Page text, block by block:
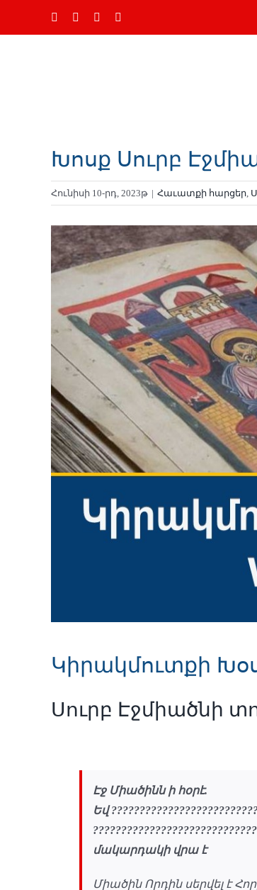
ՖեյսբուքInstagramYouTube
Խոսք Սուրբ
Հունիսի 10-րդ, 2023թ | Հաւատքի հարցեր,
Դիտել
ավելի
մեծ
պատկեր
Կիրակմուտքի
Սուրբ Էջմիածնի
Էջ Միածինն ի հօրէ.
Եվ
մակարդակի վրա է
Միածին Որդին սերվել է